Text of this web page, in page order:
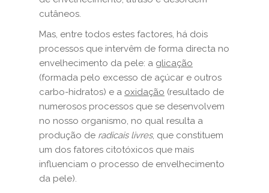
cutâneos.
Mas, entre todos estes factores, há dois
processos que intervêm de forma directa no
envelhecimento da pele: a glicação
(formada pelo excesso de açúcar e outros
carbo-hidratos) e a oxidação (resultado de
numerosos processos que se desenvolvem
no nosso organismo, no qual resulta a
produção de radicais livres, que constituem
um dos fatores citotóxicos que mais
influenciam o processo de envelhecimento
da pele).